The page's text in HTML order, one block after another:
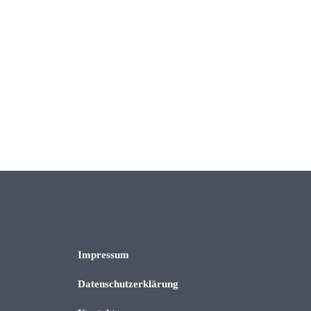
Impressum
Datenschutzerklärung